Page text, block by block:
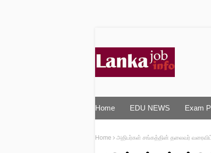
Home EDU NEWS Exam
Home அதிபர்கள் சங்கத்தின் தலைவர்